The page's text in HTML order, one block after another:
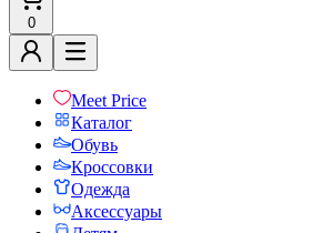
0
Meet Price
Каталог
Обувь
Кроссовки
Одежда
Аксессуары